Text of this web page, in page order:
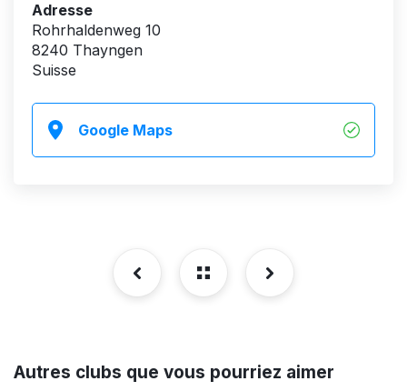
Adresse
Rohrhaldenweg 10
8240 Thayngen
Suisse
Google Maps
Autres clubs que vous pourriez aimer